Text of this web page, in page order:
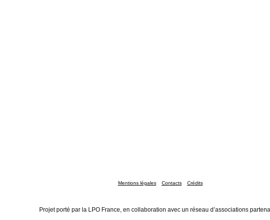
Mentions légales Contacts Crédits
Projet porté par la LPO France, en collaboration avec un réseau d’associations